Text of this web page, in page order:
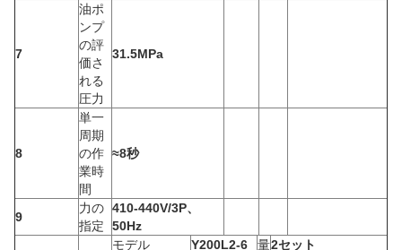
7
油ポ
ンプ
の評
価さ
れる
圧力
31.5MPa
8
単一
周期
の作
業時
間
≈8秒
9
力の
指定
410-440V/3P、
50Hz
モデル Y200L2-6 量2セット